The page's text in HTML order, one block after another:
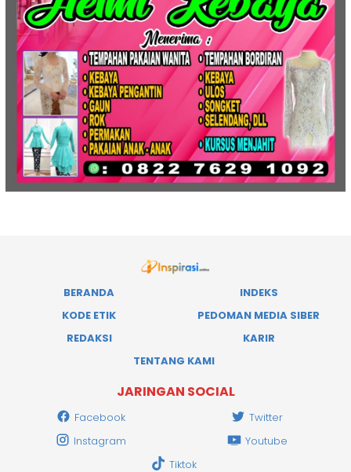
BERANDA
INDEKS
KODE ETIK
PEDOMAN MEDIA SIBER
REDAKSI
KARIR
TENTANG KAMI
JARINGAN SOCIAL
Facebook
Twitter
Instagram
Youtube
Tiktok